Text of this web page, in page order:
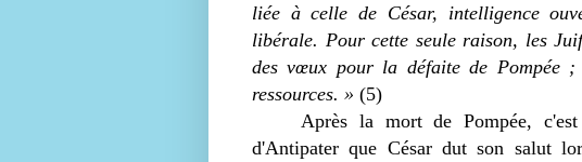
liée à celle de César, intelligence
libérale. Pour cette seule raison, les
des vœux pour la défaite de Pompée
ressources. » (5)
Après la mort de Pompée,
d'Antipater que César dut son salut